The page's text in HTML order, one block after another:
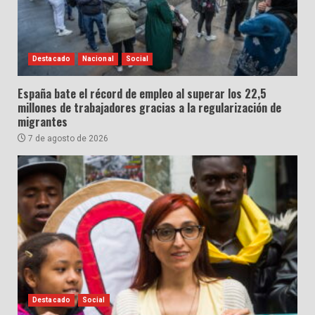
Destacado Nacional Social
España bate el récord de empleo al superar los 22,5
millones de trabajadores gracias a la regularización de
migrantes
7 de agosto de 2026
Destacado Social